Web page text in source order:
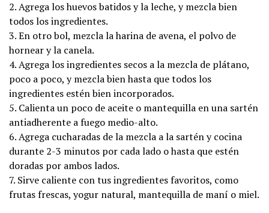
2. Agrega los huevos batidos y la leche, y mezcla bien
todos los ingredientes.
3. En otro bol, mezcla la harina de avena, el polvo de
hornear y la canela.
4. Agrega los ingredientes secos a la mezcla de plátano,
poco a poco, y mezcla bien hasta que todos los
ingredientes estén bien incorporados.
5. Calienta un poco de aceite o mantequilla en una sartén
antiadherente a fuego medio-alto.
6. Agrega cucharadas de la mezcla a la sartén y cocina
durante 2-3 minutos por cada lado o hasta que estén
doradas por ambos lados.
7. Sirve caliente con tus ingredientes favoritos, como
frutas frescas, yogur natural, mantequilla de maní o miel.